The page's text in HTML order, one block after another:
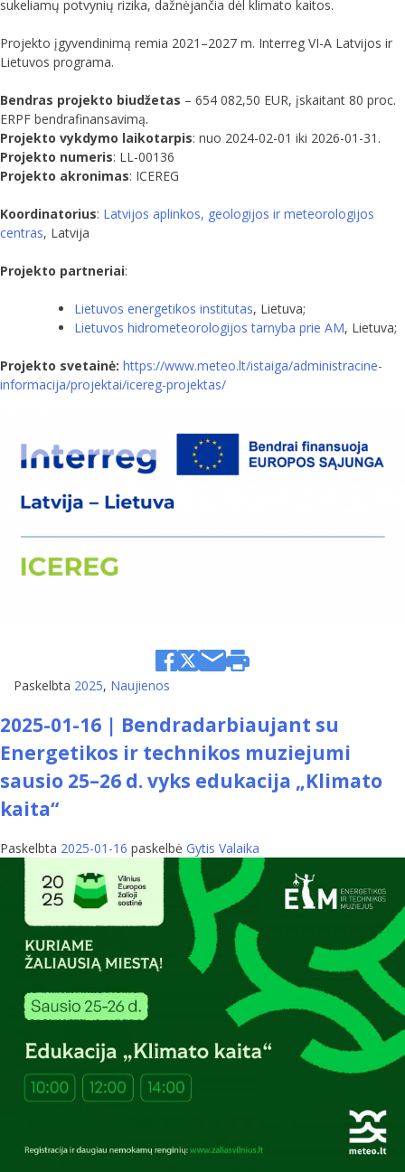
sukeliamų potvynių rizika, dažnėjančia dėl klimato kaitos.
Projekto įgyvendinimą remia 2021–2027 m. Interreg VI-A Latvijos ir
Lietuvos programa.
Bendras projekto biudžetas – 654 082,50 EUR, įskaitant 80 proc.
ERPF bendrafinansavimą.
Projekto vykdymo laikotarpis: nuo 2024-02-01 iki 2026-01-31.
Projekto numeris: LL-00136
Projekto akronimas: ICEREG
Koordinatorius: Latvijos aplinkos, geologijos ir meteorologijos
centras, Latvija
Projekto partneriai:
Lietuvos energetikos institutas, Lietuva;
Lietuvos hidrometeorologijos tarnyba prie AM, Lietuva;
Projekto svetainė: https://www.meteo.lt/istaiga/administracine-
informacija/projektai/icereg-projektas/
Paskelbta 2025, Naujienos
2025-01-16 | Bendradarbiaujant su
Energetikos ir technikos muziejumi
sausio 25–26 d. vyks edukacija „Klimato
kaita“
Paskelbta 2025-01-16 paskelbė Gytis Valaika